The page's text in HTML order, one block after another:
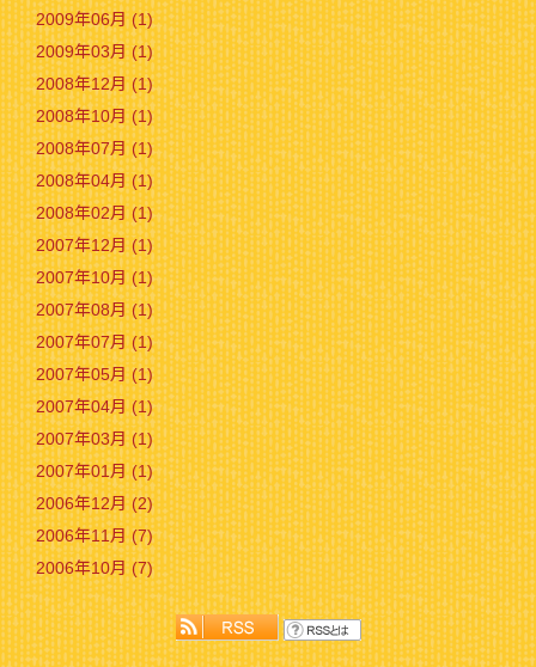
2009年06月 (1)
2009年03月 (1)
2008年12月 (1)
2008年10月 (1)
2008年07月 (1)
2008年04月 (1)
2008年02月 (1)
2007年12月 (1)
2007年10月 (1)
2007年08月 (1)
2007年07月 (1)
2007年05月 (1)
2007年04月 (1)
2007年03月 (1)
2007年01月 (1)
2006年12月 (2)
2006年11月 (7)
2006年10月 (7)